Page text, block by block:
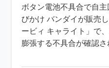
ボタン電池不具合で自
びかけ バンダイが販売
ービィ キャライト」で
膨張する不具合が確認